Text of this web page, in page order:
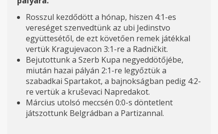
Rosszul kezdődött a hónap, hiszen 4:1-es
vereséget szenvedtünk az ubi Jedinstvo
együttesétől, de ezt követően remek játékkal
vertük Kragujevacon 3:1-re a Radničkit.
Bejutottunk a Szerb Kupa negyeddötőjébe,
miután hazai pályán 2:1-re legyőztük a
szabadkai Spartakot, a bajnokságban pedig 4:2-
re vertük a kruševaci Napredakot.
Március utolsó meccsén 0:0-s döntetlent
játszottunk Belgrádban a Partizannal.